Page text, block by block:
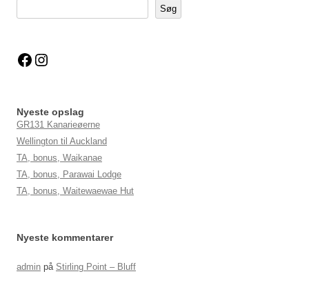
Søg
Facebook
Nyeste opslag
GR131 Kanarieøerne
Wellington til Auckland
TA, bonus, Waikanae
TA, bonus, Parawai Lodge
TA, bonus, Waitewaewae Hut
Nyeste kommentarer
admin på Stirling Point – Bluff